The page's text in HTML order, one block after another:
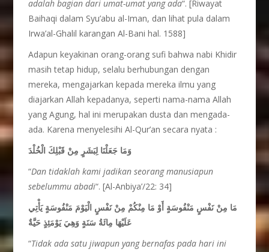
adalah bagian dari umat-umat yang ada“. [Riwayat
Baihaqi dalam Syu’abu al-Iman, dan lihat pula dalam
Irwa’al-Ghalil karangan Al-Bani hal. 1588]
Adapun keyakinan orang-orang sufi bahwa nabi Khidir
masih tetap hidup, selalu berhubungan dengan
mereka, mengajarkan kepada mereka ilmu yang
diajarkan Allah kepadanya, seperti nama-nama Allah
yang Agung, hal ini merupakan dusta dan mengada-
ada. Karena menyelesihi Al-Qur’an secara nyata :
وَمَا جَعَلْنَا لِبَشَرٍ مِنْ قَبْلِكَ الْخُلْدَ
“Dan tidaklah kami jadikan seorang manusiapun
sebelummu abadi“. [Al-Anbiya’/22: 34]
مَا مِنْ نَفْسٍ مَنْفُوسَةٍ أَوْ مَا مِنْكُمْ مِنْ نَفْسٍ الْيَوْمَ مَنْفُوسَةٍ يَأْتِي
عَلَيْهَا مِائَةُ سَنَةٍ وَهِيَ يَوْمَئِذٍ حَيَّةٌ
“Tidak ada satu jiwapun yang bernafas pada hari ini